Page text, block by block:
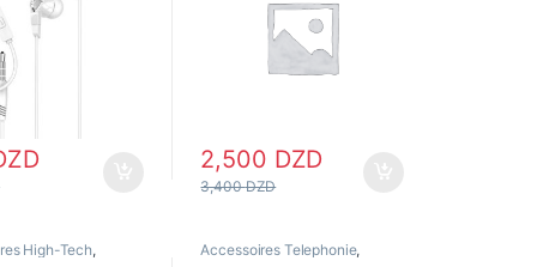
2,500 DZD
3,400DZD
High-Tech,
Accessoires Telephonie,